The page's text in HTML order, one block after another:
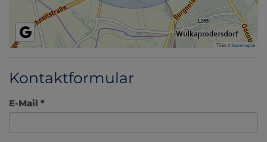
Tiles ©basemap.at
Kontaktformular
E-Mail